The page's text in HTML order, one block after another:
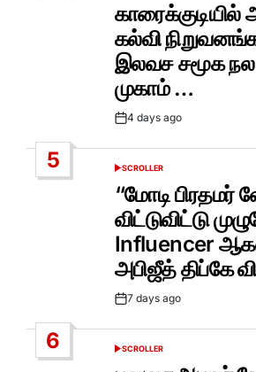
காரைக்குடியில்
கல்வி
இலவச சமூக நல
முகாம் …
Post4 days ago
5
POSTED
IN
SCROLLER
“மோடி
விட்டுவிட்டு
Influencer
அபிஜீத் திப்கே
Post7 days ago
6
POSTED
SCROLLER